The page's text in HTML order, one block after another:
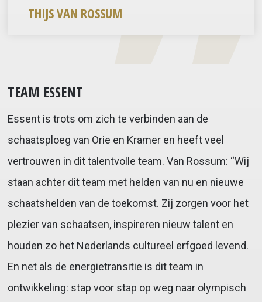
THIJS VAN ROSSUM
TEAM ESSENT
Essent is trots om zich te verbinden aan de
schaatsploeg van Orie en Kramer en heeft veel
vertrouwen in dit talentvolle team. Van Rossum: “Wij
staan achter dit team met helden van nu en nieuwe
schaatshelden van de toekomst. Zij zorgen voor het
plezier van schaatsen, inspireren nieuw talent en
houden zo het Nederlands cultureel erfgoed levend.
En net als de energietransitie is dit team in
ontwikkeling: stap voor stap op weg naar olympisch